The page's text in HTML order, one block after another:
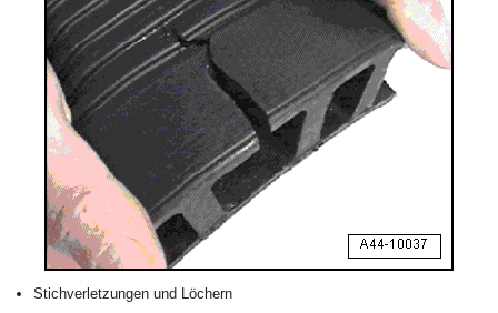
Stichverletzungen und Löchern